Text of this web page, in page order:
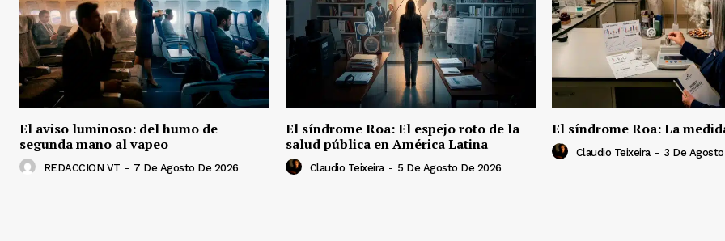
El aviso luminoso: del humo de
segunda mano al vapeo
REDACCION VT - 7 De Agosto De 2026
El síndrome Roa: El espejo roto de la
salud pública en América Latina
Claudio Teixeira - 5 De Agosto De 2026
El síndrome Roa: La
Claudio Teixeira - 3 De